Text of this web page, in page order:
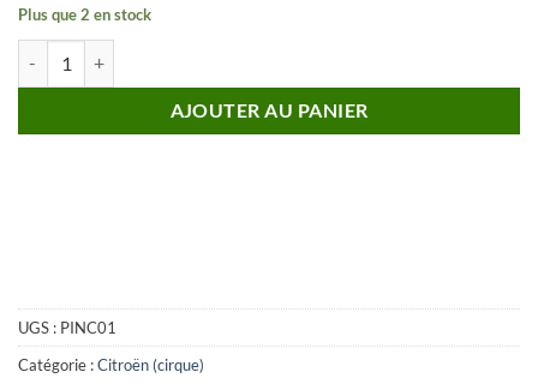
Plus que 2 en stock
AJOUTER AU PANIER
UGS : PINC01
Catégorie :Citroën (cirque)